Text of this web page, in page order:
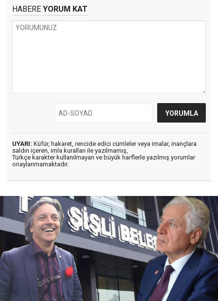
HABERE YORUM KAT
UYARI: Küfür, hakaret, rencide edici cümleler veya imalar, inançlara
saldırı içeren, imla kuralları ile yazılmamış,
Türkçe karakter kullanılmayan ve büyük harflerle yazılmış yorumlar
onaylanmamaktadır.